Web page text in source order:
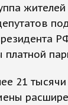
21 тысячи